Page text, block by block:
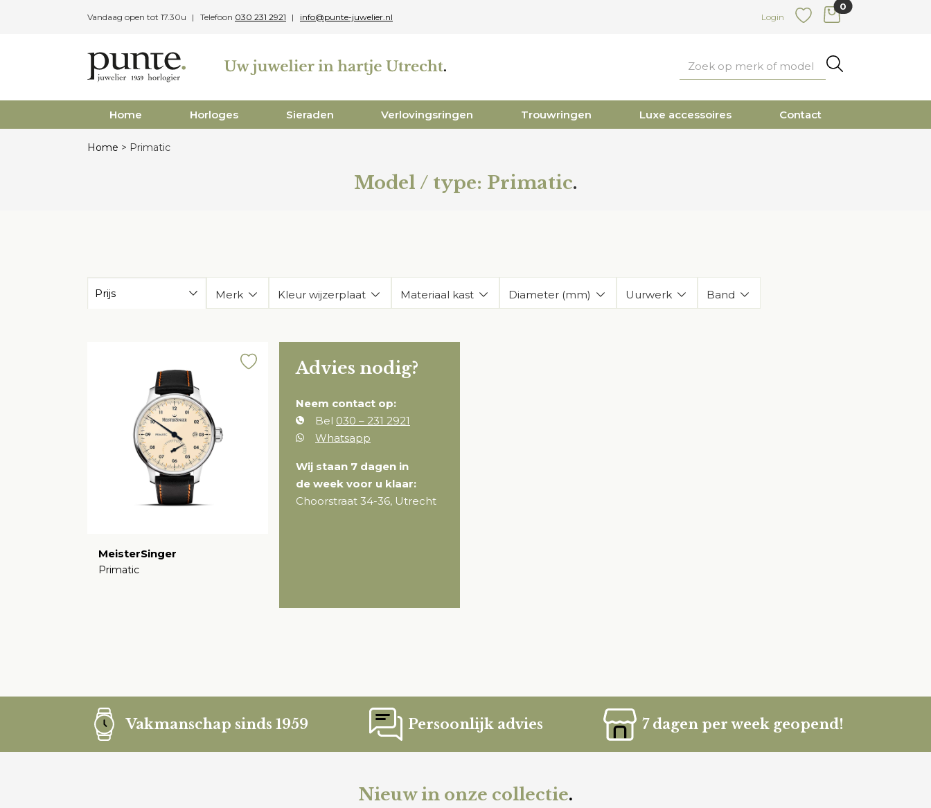
Vandaag open tot 17.30u Telefoon 030 231 2921 info@punte-juwelier.nl
Login
0
items in cart
Home Horloges Sieraden Verlovingsringen Trouwringen Luxe accessoires Contact
Home > Primatic
Model / type: Primatic.
Merk Kleur wijzerplaat Materiaal kast Diameter (mm) Uurwerk Band
MeisterSinger
Primatic
Advies nodig?
Neem contact op:
Bel 030 – 231 2921
Whatsapp
Wij staan 7 dagen in
de week voor u klaar:
Choorstraat 34-36, Utrecht
Vakmanschap sinds 1959 Persoonlijk advies 7 dagen per week geopend!
Nieuw in onze collectie.